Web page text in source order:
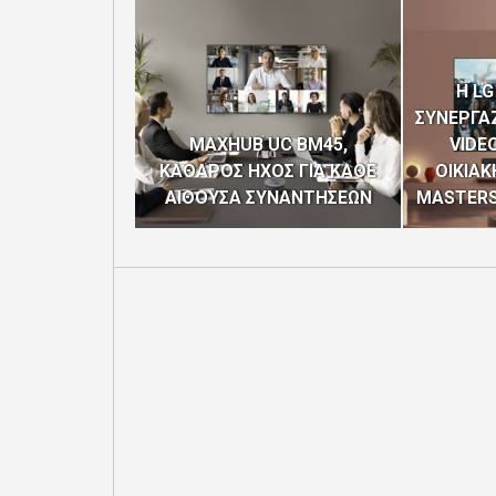
MAXHUB UC BM45,
ΚΑΘΑΡΟΣ ΗΧΟΣ ΓΙΑ ΚΑΘΕ
ΑΙΘΟΥΣΑ ΣΥΝΑΝΤΗΣΕΩΝ
H